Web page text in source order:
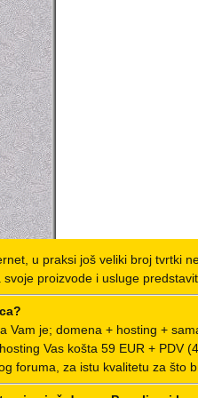
u praksi još veliki broj tvrtki
proizvode i usluge
Vam je; domena + hosting +
Vas košta 59 EUR + PDV
foruma, za istu kvalitetu za što